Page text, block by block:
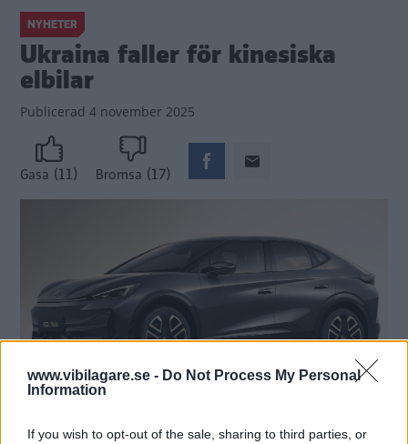
www.vibilagare.se - Do Not Process My Personal
Information
If you wish to opt-out of the sale, sharing to third parties, or
NYHETER
Ukraina faller för kinesiska
elbilar
Publicerad 4 november 2025
Gasa (11) Bromsa (17)
mest sålda VW-modellen i år.